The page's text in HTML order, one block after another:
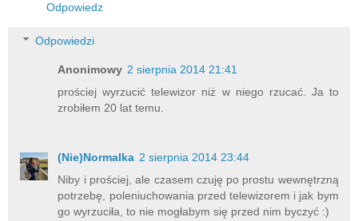
Odpowiedz
Odpowiedzi
Anonimowy 2 sierpnia 2014 21:41
prościej wyrzucić telewizor niż w niego rzucać. Ja to
zrobiłem 20 lat temu.
(Nie)Normalka 2 sierpnia 2014 23:44
Niby i prościej, ale czasem czuję po prostu wewnętrzną
potrzebę, poleniuchowania przed telewizorem i jak bym
go wyrzuciła, to nie mogłabym się przed nim byczyć :)